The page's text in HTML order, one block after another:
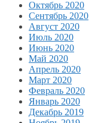
Октябрь 2020
Сентябрь 2020
Август 2020
Июль 2020
Июнь 2020
Май 2020
Апрель 2020
Март 2020
Февраль 2020
Январь 2020
Декабрь 2019